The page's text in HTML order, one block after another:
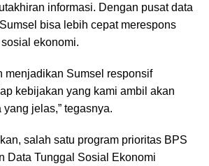
informasi. Dengan pusat data
bisa lebih cepat merespons
ekonomi.
menjadikan Sumsel responsif
kebijakan yang kami ambil akan
jelas,” tegasnya.
salah satu program prioritas BPS
Data Tunggal Sosial Ekonomi